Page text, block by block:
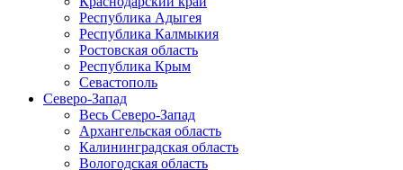
Республика Адыгея
Республика Калмыкия
Ростовская область
Республика Крым
Севастополь
Северо-Запад
Весь Северо-Запад
Архангельская область
Калининградская область
Вологодская область